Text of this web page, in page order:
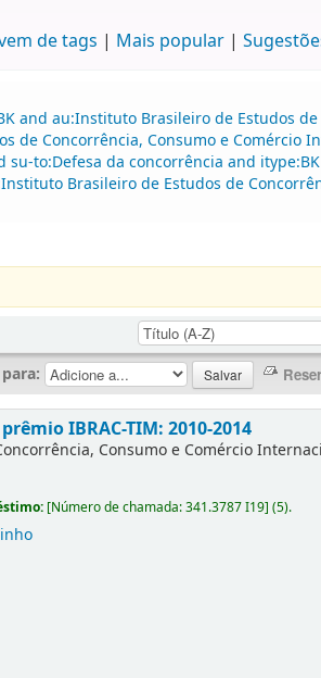
de tags Mais popular
and au:Instituto Brasileiro de Estudos
Concorrência, Consumo e Comércio
to:Defesa da concorrência and
Brasileiro de Estudos de
IBRAC-TIM: 2010-2014
Consumo e Comércio
[Número de chamada:341.3787 I19](5).